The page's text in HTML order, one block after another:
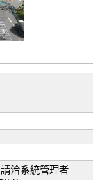
洽系統管理者